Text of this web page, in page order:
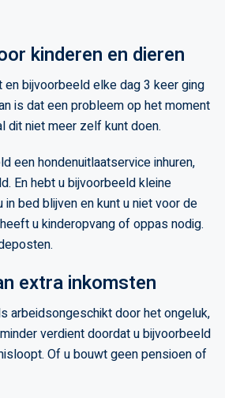
kinderen en dieren
bijvoorbeeld elke dag 3 keer ging
is dat een probleem op het moment
dit niet meer zelf kunt doen.
een hondenuitlaatservice inhuren,
En hebt u bijvoorbeeld kleine
in bed blijven en kunt u niet voor de
u kinderopvang of oppas nodig.
extra inkomsten
arbeidsongeschikt door het ongeluk,
verdient doordat u bijvoorbeeld
Of u bouwt geen pensioen of